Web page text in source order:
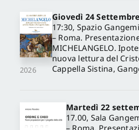
2026
Giovedì 24
17:30, Spazio
– Roma.
MICHELANGELO.
nuova lettura del
Cappella Sistina,
Martedì 22
17.00, Sala